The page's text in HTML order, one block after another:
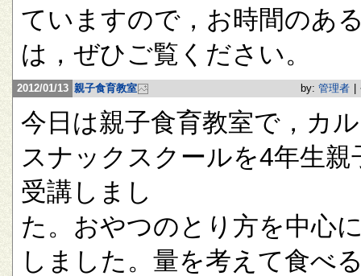
ていますので，お時間のあ
は，ぜひご覧ください。
2012/01/13 親子食育教室 by: 管理者
今日は親子食育教室で，カ
スナックスクールを4年生親
受講しまし
た。おやつのとり方を中心
しました。量を考えて食べ